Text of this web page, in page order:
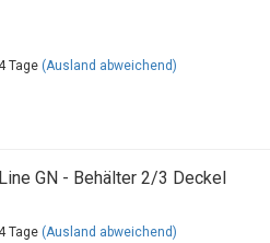
Tage (Ausland abweichend)
GN - Behälter 2/3 Deckel
Tage (Ausland abweichend)